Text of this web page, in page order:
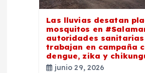
Las lluvias desatan
mosquitos en
autoridades sanitarias
trabajan en campaña
dengue, zika y
junio 29, 2026